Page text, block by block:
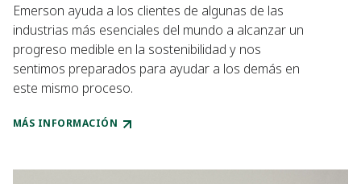
Emerson ayuda a los clientes de algunas de las
industrias más esenciales del mundo a alcanzar un
progreso medible en la sostenibilidad y nos
sentimos preparados para ayudar a los demás en
este mismo proceso.
MÁS INFORMACIÓN